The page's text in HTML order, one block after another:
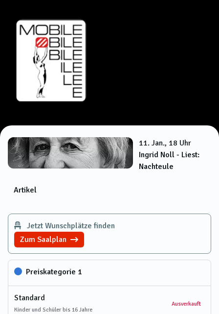
11. Jan., 18 Uhr
Ingrid Noll - Liest:
Nachteule
Artikel
Jetzt Wunschplätze finden
Zum Saalplan
Preiskategorie 1
Standard
Kinder und Schüler bis 16 Jahre
Ausverkauft